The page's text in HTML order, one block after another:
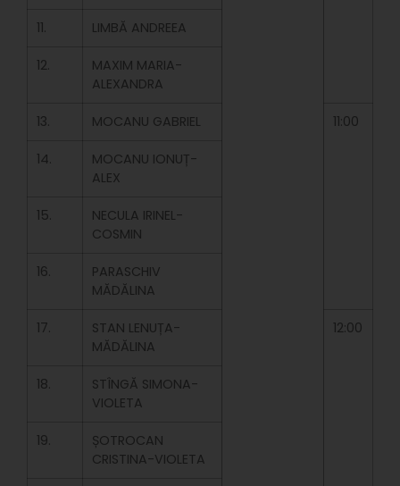
11. LIMBĂ ANDREEA
12.
MAXIM MARIA-
ALEXANDRA
13. MOCANU GABRIEL 11:00
14.
MOCANU IONUȚ-
ALEX
15.
NECULA IRINEL-
COSMIN
16.
PARASCHIV
MĂDĂLINA
17.
STAN LENUȚA-
MĂDĂLINA
12:00
18.
STÎNGĂ SIMONA-
VIOLETA
19.
ȘOTROCAN
CRISTINA-VIOLETA